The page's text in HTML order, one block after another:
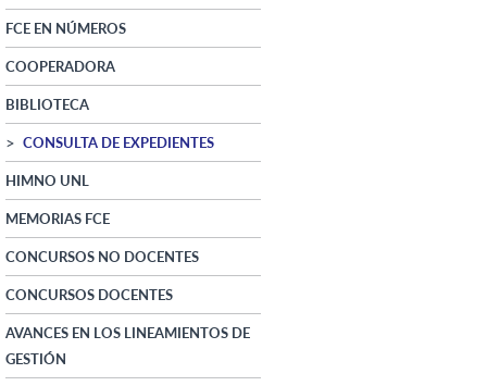
FCE EN NÚMEROS
COOPERADORA
BIBLIOTECA
CONSULTA DE EXPEDIENTES
HIMNO UNL
MEMORIAS FCE
CONCURSOS NO DOCENTES
CONCURSOS DOCENTES
AVANCES EN LOS LINEAMIENTOS DE
GESTIÓN